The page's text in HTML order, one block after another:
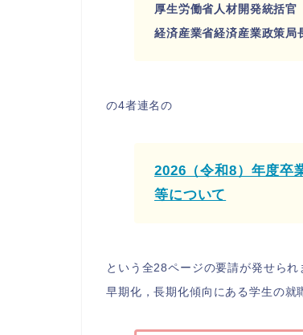
厚生労働省人材開発統括官
経済産業省経済産業政策局
の4者連名の
2026（令和8）年度卒
等について
という全28ページの要請が発せられ
早期化，長期化傾向にある学生の